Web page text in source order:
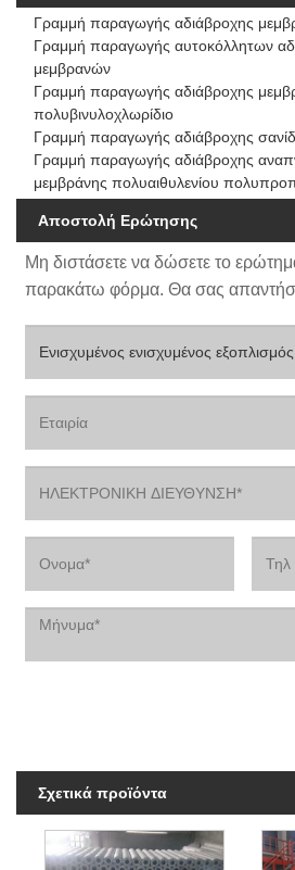
Γραμμή παραγωγής αδιάβροχης
Γραμμή παραγωγής αυτοκόλλητων
μεμβρανών
Γραμμή παραγωγής αδιάβροχης
πολυβινυλοχλωρίδιο
Γραμμή παραγωγής αδιάβροχης
Γραμμή παραγωγής αδιάβροχης
μεμβράνης πολυαιθυλενίου
Αποστολή Ερώτησης
Μη διστάσετε να δώσετε το
παρακάτω φόρμα. Θα σας
Σχετικά προϊόντα